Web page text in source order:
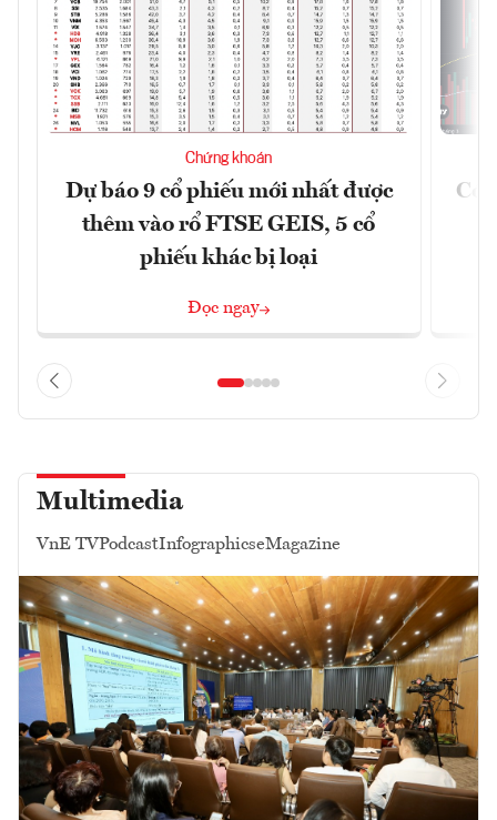
Chứng khoán
Dự báo 9 cổ phiếu mới nhất được
thêm vào rổ FTSE GEIS, 5 cổ
phiếu khác bị loại
Đọc ngay
Có
Multimedia
VnE TVPodcastInfographicseMagazine